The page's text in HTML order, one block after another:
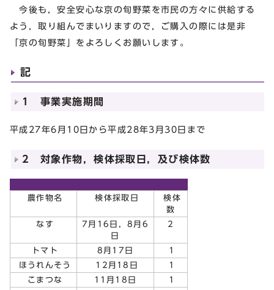
今後も，安全安心な京の旬野菜を市民の方々に供給する
よう，取り組んでまいりますので，ご購入の際には是非
「京の旬野菜」をよろしくお願いします。
記
1 事業実施期間
平成27年6月10日から平成28年3月30日まで
2 対象作物，検体採取日，及び検体数
農作物名 検体採取日
検体
数
なす
7月16日，8月6
日
2
トマト 8月17日
1
ほうれんそう
12月18日
1
こまつな
11月18日
1